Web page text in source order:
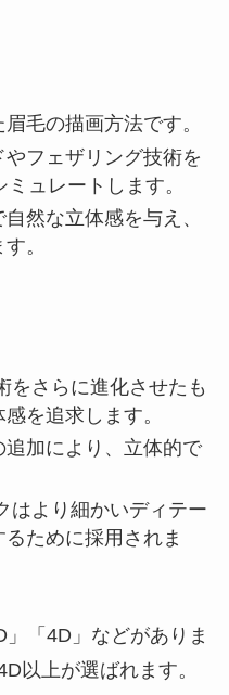
毛の描画方法です。
フェザリング技術を
ュレートします。
然な立体感を与え、
。
をさらに進化させたも
を追求します。
加により、立体的で
はより細かいディテー
ために採用されま
「4D」などがありま
以上が選ばれます。